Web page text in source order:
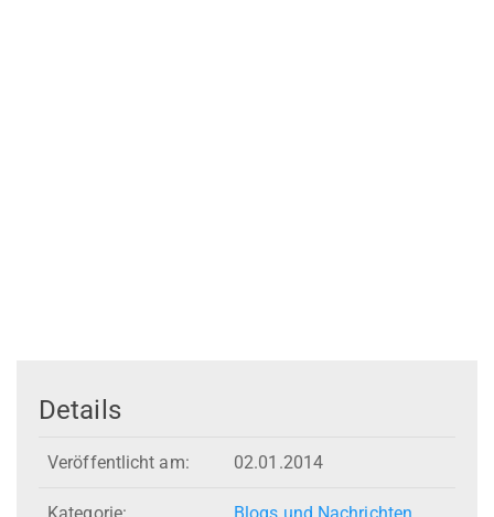
Details
Veröffentlicht am: 02.01.2014